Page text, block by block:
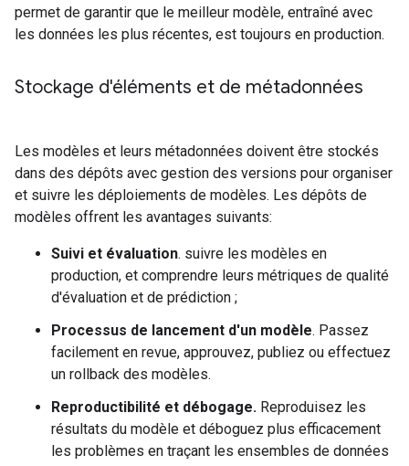
permet de garantir que le meilleur modèle, entraîné avec
les données les plus récentes, est toujours en production.
Stockage d'éléments et de métadonnées
Les modèles et leurs métadonnées doivent être stockés
dans des dépôts avec gestion des versions pour organiser
et suivre les déploiements de modèles. Les dépôts de
modèles offrent les avantages suivants:
Suivi et évaluation. suivre les modèles en
production, et comprendre leurs métriques de qualité
d'évaluation et de prédiction ;
Processus de lancement d'un modèle. Passez
facilement en revue, approuvez, publiez ou effectuez
un rollback des modèles.
Reproductibilité et débogage. Reproduisez les
résultats du modèle et déboguez plus efficacement
les problèmes en traçant les ensembles de données